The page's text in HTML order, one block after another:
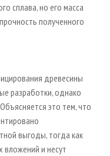
сплава, но его масса
полученного
древесины
разработки, однако
это тем, что
выгоды, тогда как
и несут